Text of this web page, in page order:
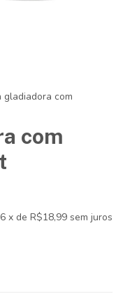
gladiadora com
com
6 x de R$18,99 sem juros